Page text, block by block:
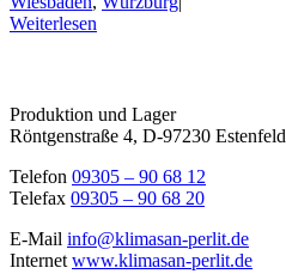
Weiterlesen
Produktion und Lager
Röntgenstraße 4, D-97230 Estenfeld
Telefon 09305 – 90 68 12
Telefax 09305 – 90 68 20
E-Mail info@klimasan-perlit.de
Internet www.klimasan-perlit.de